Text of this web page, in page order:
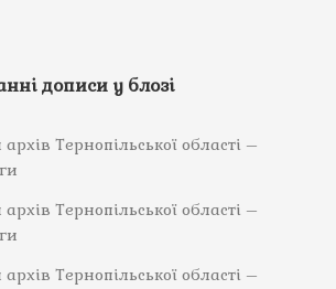
дописи у блозі
Тернопільської області –
Тернопільської області –
Тернопільської області –